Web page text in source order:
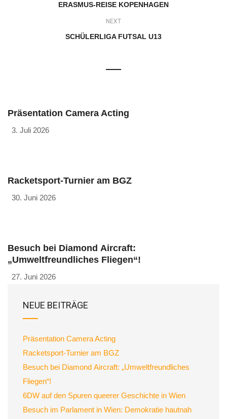
ERASMUS-REISE KOPENHAGEN
NEXT
SCHÜLERLIGA FUTSAL U13
Präsentation Camera Acting
3. Juli 2026
Racketsport-Turnier am BGZ
30. Juni 2026
Besuch bei Diamond Aircraft:
„Umweltfreundliches Fliegen“!
27. Juni 2026
NEUE BEITRÄGE
Präsentation Camera Acting
Racketsport-Turnier am BGZ
Besuch bei Diamond Aircraft: „Umweltfreundliches
Fliegen“!
6DW auf den Spuren queerer Geschichte in Wien
Besuch im Parlament in Wien: Demokratie hautnah